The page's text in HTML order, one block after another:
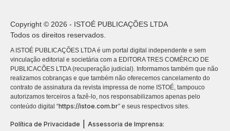
Copyright © 2026 - ISTOÉ PUBLICAÇÕES LTDA
Todos os direitos reservados.
A ISTOÉ PUBLICAÇÕES LTDA é um portal digital independente e sem
vinculação editorial e societária com a EDITORA TRES COMÉRCIO DE
PUBLICACÕES LTDA (recuperação judicial). Informamos também que não
realizamos cobranças e que também não oferecemos cancelamento do
contrato de assinatura da revista impressa de nome ISTOÉ, tampouco
autorizamos terceiros a fazê-lo, nos responsabilizamos apenas pelo
conteúdo digital “https://istoe.com.br” e seus respectivos sites.
Política de Privacidade Assessoria de Imprensa: